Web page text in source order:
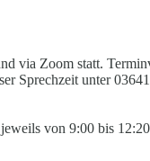
via Zoom statt.
Sprechzeit unter
von 9:00 bis